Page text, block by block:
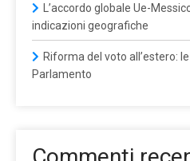
L’accordo globale Ue-
indicazioni geografiche
Riforma del voto all’estero: le
Parlamento